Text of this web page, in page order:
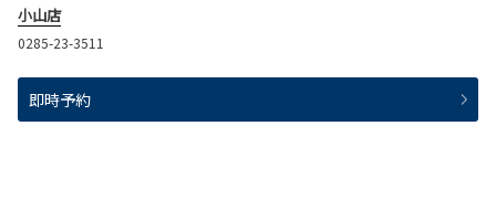
小山店
0285-23-3511
即時予約